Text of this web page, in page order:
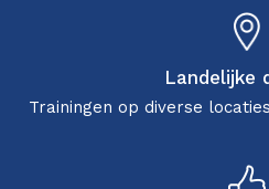
Landelijke
Trainingen op diverse